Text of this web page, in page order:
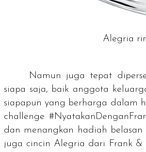
Alegria
Namun juga tepat
siapa saja, baik anggota
siapapun yang berharga dalam
challenge
dan menangkan hadiah
juga cincin Alegria dari Frank &